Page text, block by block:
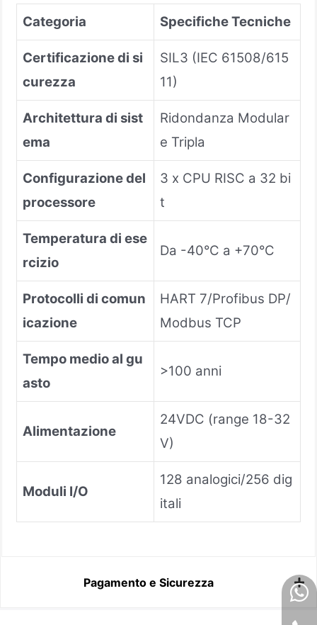
Categoria
Specifiche Tecniche
Certificazione di si
curezza
SIL3 (IEC 61508/615
11)
Architettura di sist
ema
Ridondanza Modular
e Tripla
Configurazione del
processore
3 x CPU RISC a 32 bi
t
Temperatura di ese
rcizio
Da -40°C a +70°C
Protocolli di comun
icazione
HART 7/Profibus DP/
Modbus TCP
Tempo medio al gu
asto
>100 anni
Alimentazione
24VDC (range 18-32
V)
Moduli I/O
128 analogici/256 dig
itali
Pagamento e Sicurezza